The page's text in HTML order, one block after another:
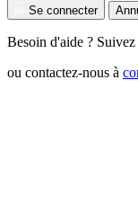
Se connecter
Besoin d'aide ? Suivez
ou contactez-nous à